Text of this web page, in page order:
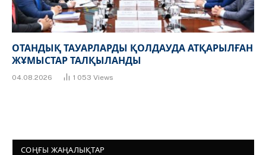
ОТАНДЫҚ ТАУАРЛАРДЫ ҚОЛДАУДА АТҚАРЫЛҒАН
ЖҰМЫСТАР ТАЛҚЫЛАНДЫ
04.08.2026 1 053 Views
СОҢҒЫ ЖАҢАЛЫҚТАР